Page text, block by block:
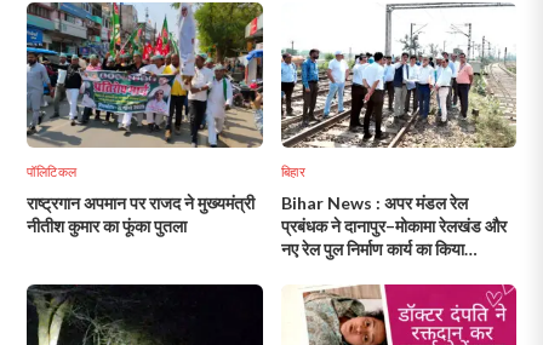
पॉलिटिकल
राष्ट्रगान अपमान पर राजद ने मुख्यमंत्री
नीतीश कुमार का फूंका पुतला
बिहार
Bihar News : अपर मंडल रेल
प्रबंधक ने दानापुर–मोकामा रेलखंड और
नए रेल पुल निर्माण कार्य का किया